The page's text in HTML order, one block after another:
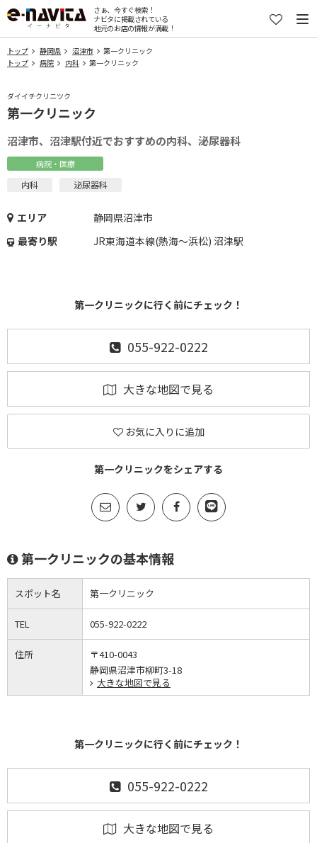
さぁ、今すぐ検索！
ナビタに掲載されている
地元のお店の情報が満載！
トップ 静岡県 沼津市
第一クリニック
トップ
病院 内科 第一クリニック
ダイイチクリニツク
第一クリニック
沼津市、沼津駅付近でおすすめの内科、泌尿器科
病院・医療
内科 泌尿器科
エリア
静岡県沼津市
最寄り駅
JR東海道本線(熱海～浜松) 沼津駅
第一クリニックに行く前にチェック！
055-922-0222
大きな地図で見る
お気に入りに追加
第一クリニックをシェアする
第一クリニックの基本情報
スポット名 第一クリニック
TEL 055-922-0222
住所
〒410-0043
静岡県沼津市柳町3-18
大きな地図で見る
第一クリニックに行く前にチェック！
055-922-0222
大きな地図で見る